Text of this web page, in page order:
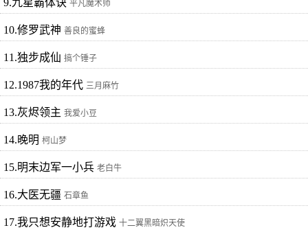
9.九星霸体诀 平凡魔术师
10.修罗武神 善良的蜜蜂
11.独步成仙 搞个锤子
12.1987我的年代 三月麻竹
13.灰烬领主 我爱小豆
14.晚明 柯山梦
15.明末边军一小兵 老白牛
16.大医无疆 石章鱼
17.我只想安静地打游戏 十二翼黑暗炽天使